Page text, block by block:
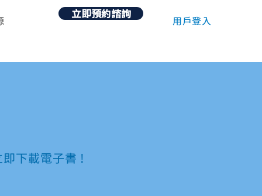
立即預約諮詢 用戶登入
即下載電子書 !